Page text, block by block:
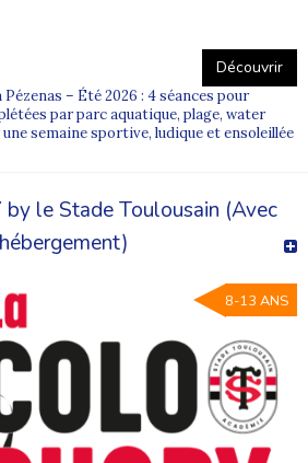
Découvrir
– Été 2026 : 4 séances pour
par parc aquatique, plage, water
semaine sportive, ludique et ensoleillée
by le Stade Toulousain (Avec
hébergement)
8-13 ANS